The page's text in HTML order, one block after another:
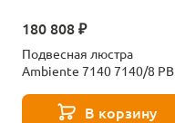
180 808 ₽
Подвесная люстра
Ambiente 7140 7140/8 PB
В корзину